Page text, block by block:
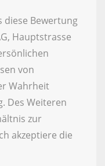
diese Bewertung
Hauptstrasse
von
Wahrheit
Des Weiteren
zur
akzeptiere die